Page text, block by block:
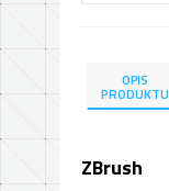
OPIS
PRODUKTU
ZBrush